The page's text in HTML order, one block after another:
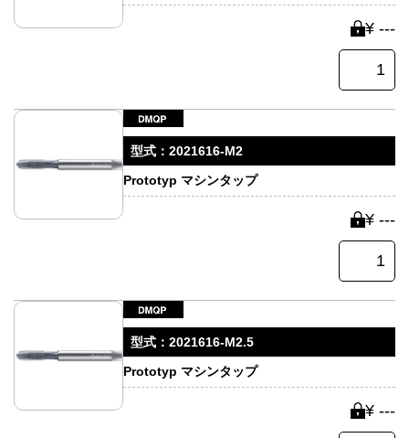
¥ ---
型式： 2021616-M2
Prototyp マシンタップ
¥ ---
型式： 2021616-M2.5
Prototyp マシンタップ
¥ ---